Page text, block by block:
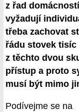
z řad
vyžadují
třeba zachovat
řádu stovek tisíc
z těchto dvou
přístup a proto
musí být mimo
Podívejme se na